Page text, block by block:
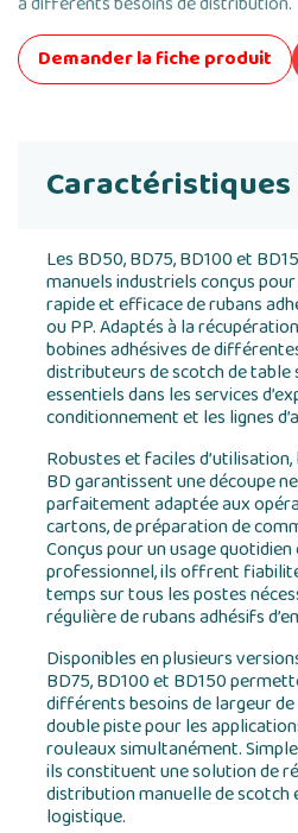
Demander la fiche produit
Les BD50, BD75, BD100 et
manuels industriels conçus
rapide et efficace de rubans
ou PP. Adaptés à la
bobines adhésives de
distributeurs de scotch de table
essentiels dans les services
conditionnement et les lignes
Robustes et faciles
BD garantissent une découpe
parfaitement adaptée aux
cartons, de préparation de
Conçus pour un usage
professionnel, ils offrent
temps sur tous les postes
régulière de rubans adhésifs
Disponibles en plusieurs
BD75, BD100 et BD150
différents besoins de largeur
double piste pour les
rouleaux simultanément.
ils constituent une solution de
distribution manuelle de scotch
logistique.